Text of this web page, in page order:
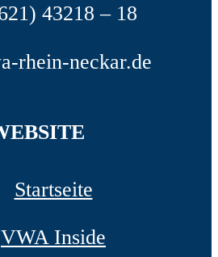
43218 – 18
rhein-neckar.de
Startseite
VWA Inside